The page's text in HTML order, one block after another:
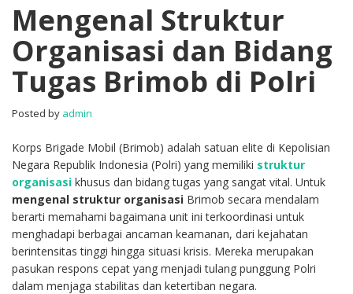
Mengenal Struktur
Organisasi dan Bidang
Tugas Brimob di Polri
Posted by admin
Korps Brigade Mobil (Brimob) adalah satuan elite di Kepolisian
Negara Republik Indonesia (Polri) yang memiliki struktur
organisasi khusus dan bidang tugas yang sangat vital. Untuk
mengenal struktur organisasi Brimob secara mendalam
berarti memahami bagaimana unit ini terkoordinasi untuk
menghadapi berbagai ancaman keamanan, dari kejahatan
berintensitas tinggi hingga situasi krisis. Mereka merupakan
pasukan respons cepat yang menjadi tulang punggung Polri
dalam menjaga stabilitas dan ketertiban negara.